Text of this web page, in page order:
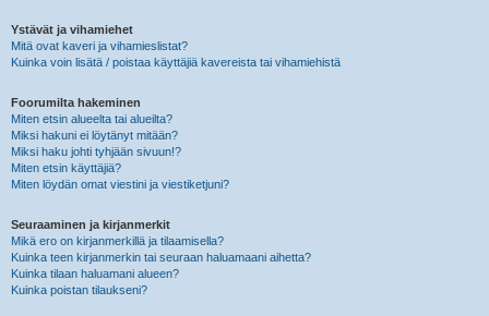
Ystävät ja vihamiehet
Mitä ovat kaveri ja vihamieslistat?
Kuinka voin lisätä / poistaa käyttäjiä kavereista tai vihamiehistä
Foorumilta hakeminen
Miten etsin alueelta tai alueilta?
Miksi hakuni ei löytänyt mitään?
Miksi haku johti tyhjään sivuun!?
Miten etsin käyttäjiä?
Miten löydän omat viestini ja viestiketjuni?
Seuraaminen ja kirjanmerkit
Mikä ero on kirjanmerkillä ja tilaamisella?
Kuinka teen kirjanmerkin tai seuraan haluamaani aihetta?
Kuinka tilaan haluamani alueen?
Kuinka poistan tilaukseni?